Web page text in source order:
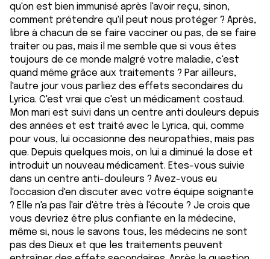
qu'on est bien immunisé après l'avoir reçu, sinon,
comment prétendre qu'il peut nous protéger ? Après,
libre à chacun de se faire vacciner ou pas, de se faire
traiter ou pas, mais il me semble que si vous êtes
toujours de ce monde malgré votre maladie, c'est
quand même grâce aux traitements ? Par ailleurs,
l'autre jour vous parliez des effets secondaires du
Lyrica. C'est vrai que c'est un médicament costaud.
Mon mari est suivi dans un centre anti douleurs depuis
des années et est traité avec le Lyrica, qui, comme
pour vous, lui occasionne des neuropathies, mais pas
que. Depuis quelques mois, on lui a diminué la dose et
introduit un nouveau médicament. Etes-vous suivie
dans un centre anti-douleurs ? Avez-vous eu
l'occasion d'en discuter avec votre équipe soignante
? Elle n'a pas l'air d'être très à l'écoute ? Je crois que
vous devriez être plus confiante en la médecine,
même si, nous le savons tous, les médecins ne sont
pas des Dieux et que les traitements peuvent